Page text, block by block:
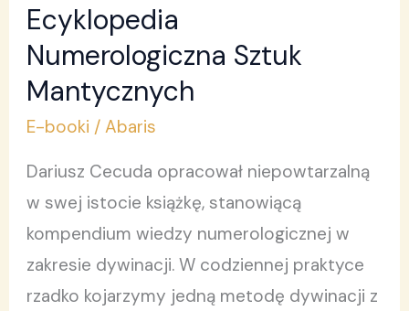
Ecyklopedia
Numerologiczna Sztuk
Mantycznych
E-booki /Abaris
Dariusz Cecuda opracował niepowtarzalną
w swej istocie książkę, stanowiącą
kompendium wiedzy numerologicznej w
zakresie dywinacji. W codziennej praktyce
rzadko kojarzymy jedną metodę dywinacji z
Ecyklopedia
Numerologiczna
Sztuk
Mantycznych